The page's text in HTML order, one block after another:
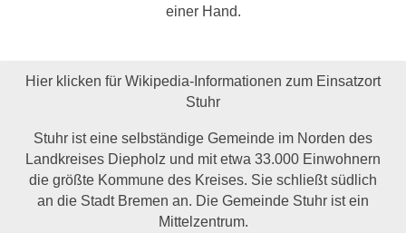
einer Hand.
Hier klicken für Wikipedia-Informationen zum Einsatzort
Stuhr
Stuhr ist eine selbständige Gemeinde im Norden des
Landkreises Diepholz und mit etwa 33.000 Einwohnern
die größte Kommune des Kreises. Sie schließt südlich
an die Stadt Bremen an. Die Gemeinde Stuhr ist ein
Mittelzentrum.